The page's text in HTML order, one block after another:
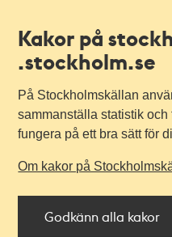
Kakor på
.stockholm.se
På Stockholmskällan
sammanställa statistik
fungera på ett bra sätt för
Om kakor på
Godkänn alla kakor